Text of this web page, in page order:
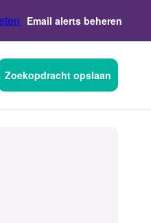
Email alerts beheren
Zoekopdracht opslaan